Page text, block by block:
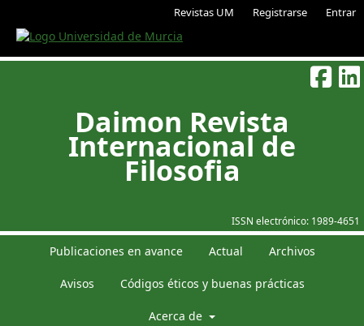
Revistas UM Registrarse Entrar
ISSN electrónico: 1989-4651
Daimon Revista
Internacional de
Filosofia
Publicaciones en avance Actual Archivos
Avisos Códigos éticos y buenas prácticas
Acerca de